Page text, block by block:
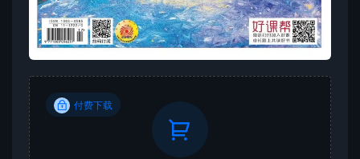
付费下载